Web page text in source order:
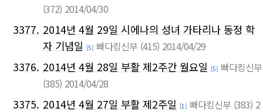
(372) 2014/04/30
3377. 2014년 4월 29일 시에나의 성녀 가타리나 동정 학
자 기념일 [5] 빠다킹신부 (415) 2014/04/29
3376. 2014년 4월 28일 부활 제2주간 월요일 [5] 빠다킹신부
(385) 2014/04/28
3375. 2014년 4월 27일 부활 제2주일 [1] 빠다킹신부 (383) 2